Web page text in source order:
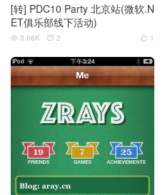
[转] PDC10 Party 北京站(微软.N
ET俱乐部线下活动)
 1
 3.66K  2